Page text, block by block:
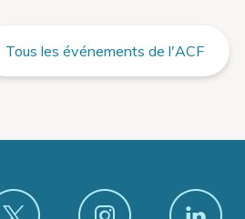
Tous les événements de l'ACF